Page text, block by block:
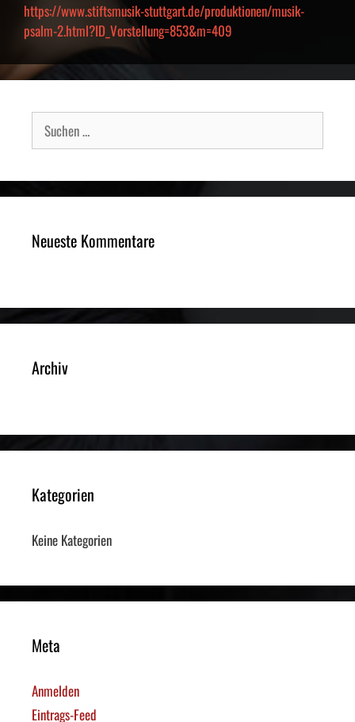
https://www.stiftsmusik-stuttgart.de/produktionen/musik-
psalm-2.html?ID_Vorstellung=853&m=409
Suche
nach:
Neueste Kommentare
Archiv
Kategorien
Keine Kategorien
Meta
Anmelden
Eintrags-Feed